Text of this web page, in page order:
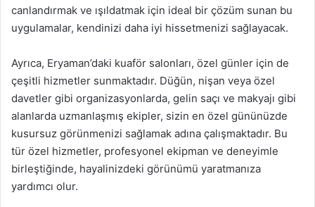
canlandırmak ve ışıldatmak için ideal bir çözüm sunan bu
uygulamalar, kendinizi daha iyi hissetmenizi sağlayacak.
Ayrıca, Eryaman’daki kuaför salonları, özel günler için de
çeşitli hizmetler sunmaktadır. Düğün, nişan veya özel
davetler gibi organizasyonlarda, gelin saçı ve makyajı gibi
alanlarda uzmanlaşmış ekipler, sizin en özel gününüzde
kusursuz görünmenizi sağlamak adına çalışmaktadır. Bu
tür özel hizmetler, profesyonel ekipman ve deneyimle
birleştiğinde, hayalinizdeki görünümü yaratmanıza
yardımcı olur.